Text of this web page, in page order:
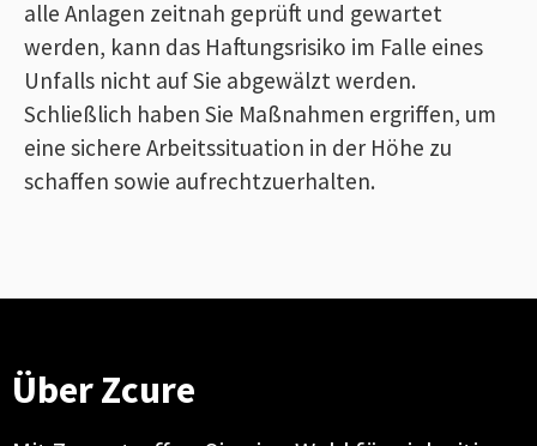
alle Anlagen zeitnah geprüft und gewartet
werden, kann das Haftungsrisiko im Falle eines
Unfalls nicht auf Sie abgewälzt werden.
Schließlich haben Sie Maßnahmen ergriffen, um
eine sichere Arbeitssituation in der Höhe zu
schaffen sowie aufrechtzuerhalten.
Über Zcure